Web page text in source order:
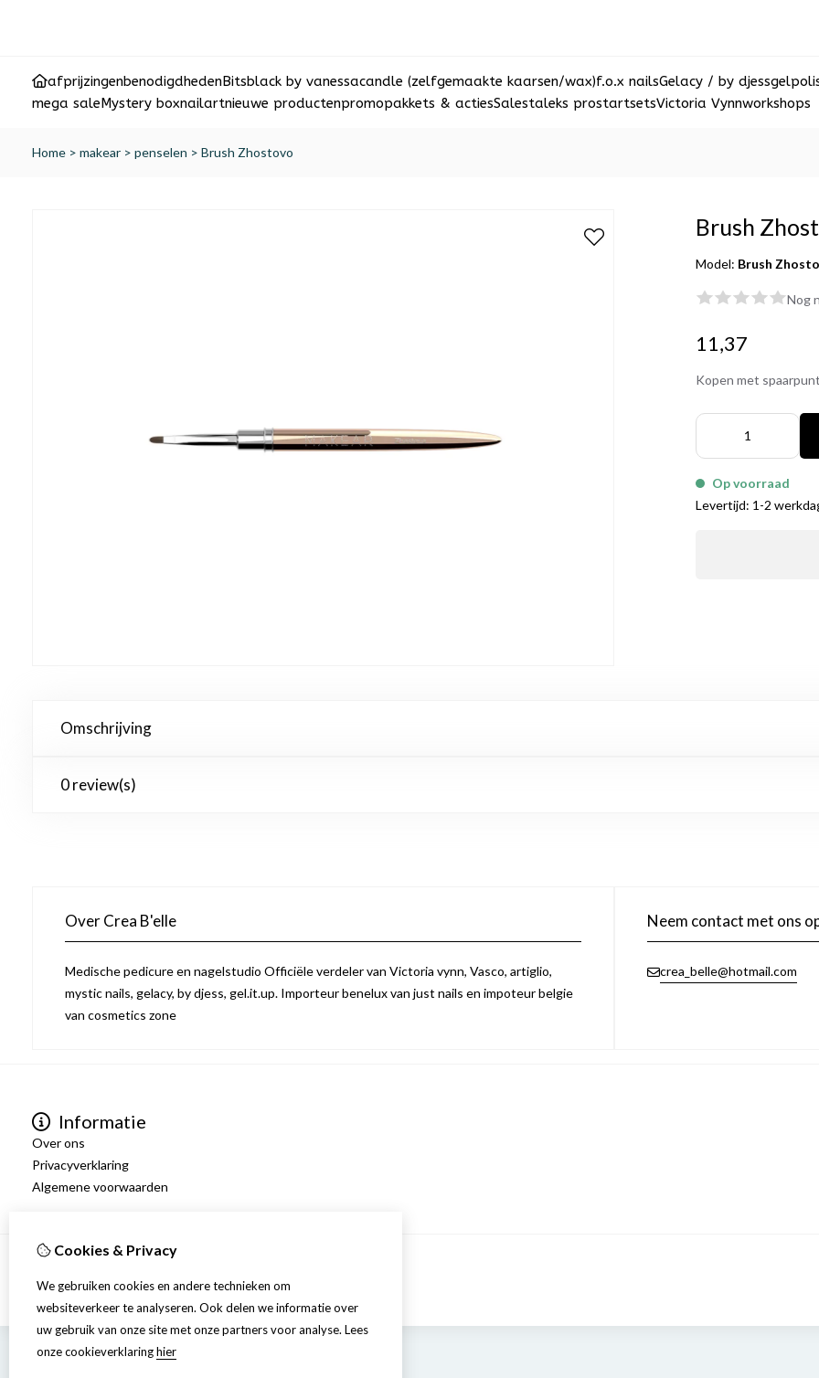
afprijzingenbenodigdhedenBitsblack by vanessacandle (zelfgemaakte kaarsen/wax)f.o.x nailsGelacy / by djess
mega saleMystery boxnailartnieuwe productenpromopakkets & actiesSalestaleks prostartsetsVictoria Vynnworkshops
Home > makear > penselen > Brush Zhostovo
Brush
Model: Brush
Nog
11,37
Kopen met
Op voorraad
Levertijd: 1-2
Omschrijving
0 review(s)
Over Crea B'elle
Medische pedicure en nagelstudio Officiële verdeler van Victoria vynn, Vasco, artiglio,
mystic nails, gelacy, by djess, gel.it.up. Importeur benelux van just nails en impoteur belgie
van cosmetics zone
Neem contact met ons
crea_belle@hotmail.com
Informatie
Over ons
Privacyverklaring
Algemene voorwaarden
Cookies & Privacy
We gebruiken cookies en andere technieken om
websiteverkeer te analyseren. Ook delen we informatie over
uw gebruik van onze site met onze partners voor analyse. Lees
onze cookieverklaringhier